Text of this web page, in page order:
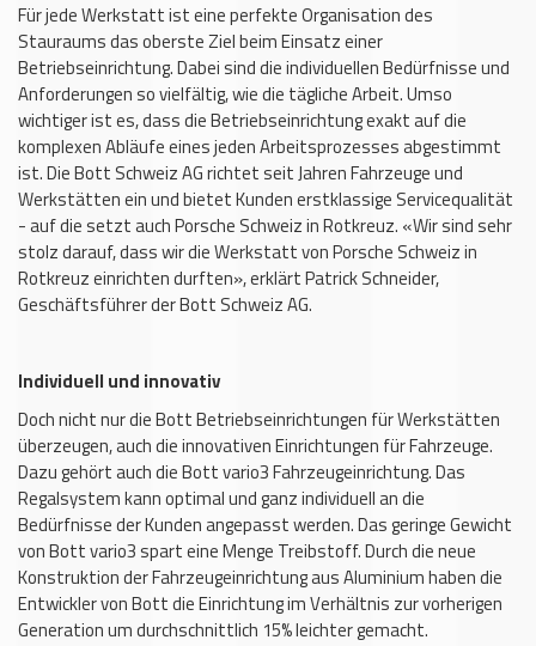
Für jede Werkstatt ist eine perfekte Organisation des
Stauraums das oberste Ziel beim Einsatz einer
Betriebseinrichtung. Dabei sind die individuellen Bedürfnisse und
Anforderungen so vielfältig, wie die tägliche Arbeit. Umso
wichtiger ist es, dass die Betriebseinrichtung exakt auf die
komplexen Abläufe eines jeden Arbeitsprozesses abgestimmt
ist. Die Bott Schweiz AG richtet seit Jahren Fahrzeuge und
Werkstätten ein und bietet Kunden erstklassige Servicequalität
- auf die setzt auch Porsche Schweiz in Rotkreuz. «Wir sind sehr
stolz darauf, dass wir die Werkstatt von Porsche Schweiz in
Rotkreuz einrichten durften», erklärt Patrick Schneider,
Geschäftsführer der Bott Schweiz AG.
Individuell und innovativ
Doch nicht nur die Bott Betriebseinrichtungen für Werkstätten
überzeugen, auch die innovativen Einrichtungen für Fahrzeuge.
Dazu gehört auch die Bott vario3 Fahrzeugeinrichtung. Das
Regalsystem kann optimal und ganz individuell an die
Bedürfnisse der Kunden angepasst werden. Das geringe Gewicht
von Bott vario3 spart eine Menge Treibstoff. Durch die neue
Konstruktion der Fahrzeugeinrichtung aus Aluminium haben die
Entwickler von Bott die Einrichtung im Verhältnis zur vorherigen
Generation um durchschnittlich 15% leichter gemacht.